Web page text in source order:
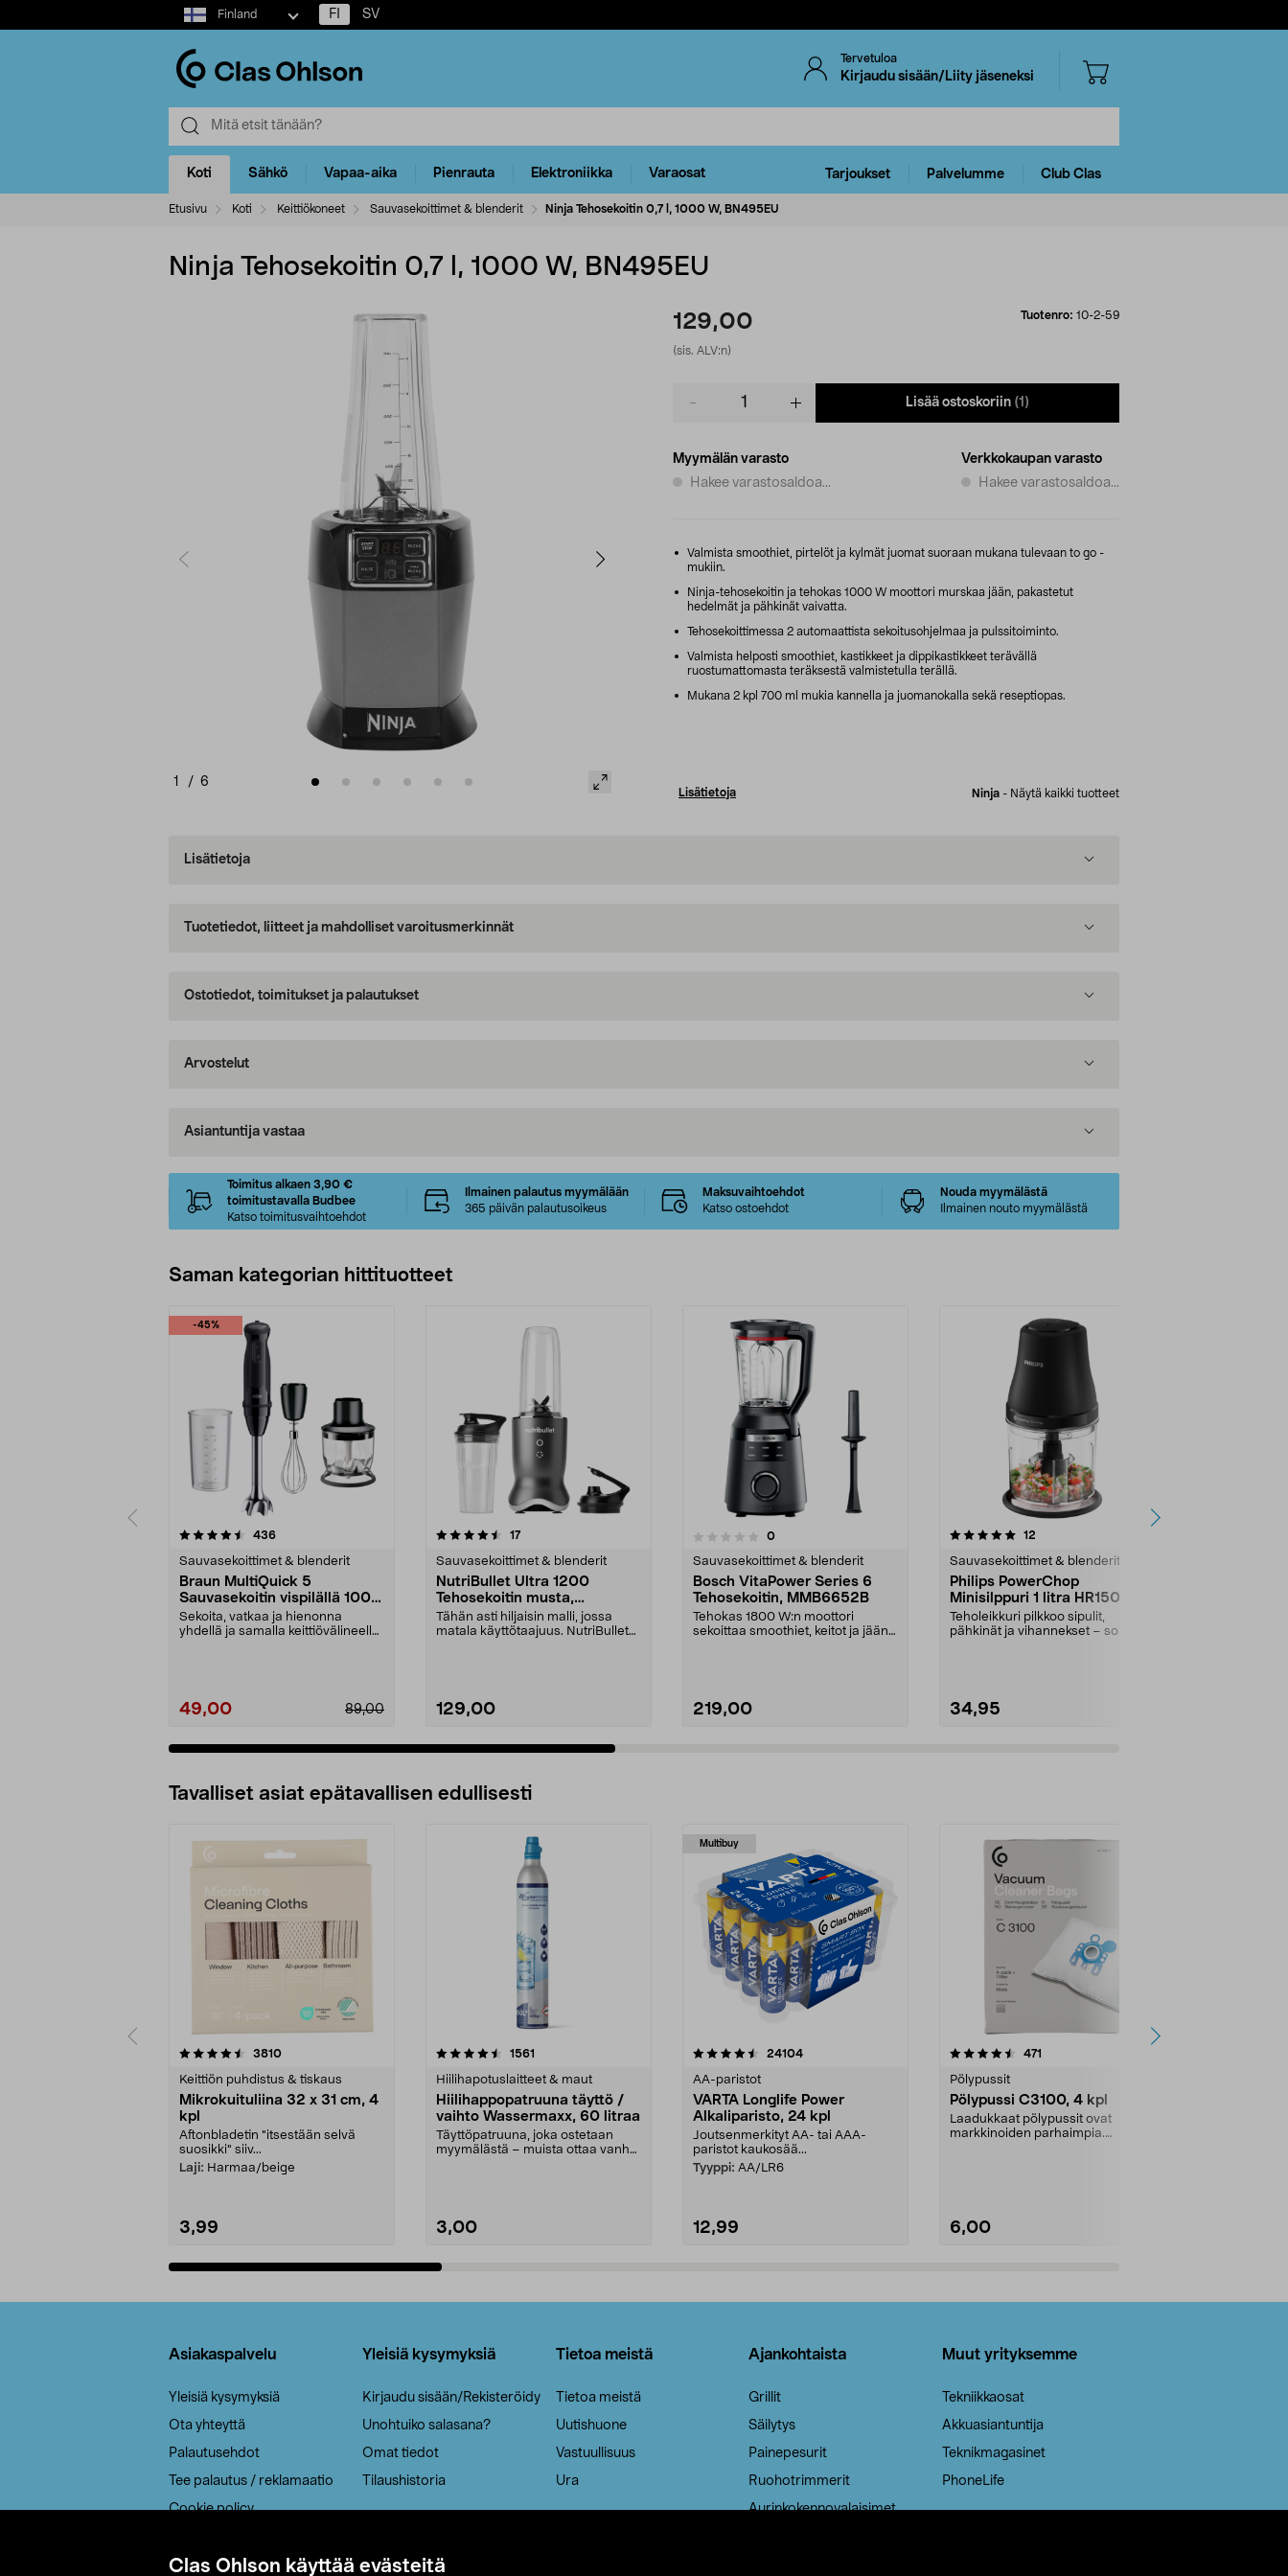
Clas Ohlson käyttää evästeitä
Select
market
Finland FI SV
Tervetuloa
Kirjaudu sisään/Liity jäseneksi
Koti Sähkö Vapaa-aika Pienrauta Elektroniikka Varaosat Tarjoukset Palvelumme Club Clas
Etusivu Koti Keittiökoneet Sauvasekoittimet & blenderit Ninja Tehosekoitin 0,7 l, 1000 W, BN495EU
Ninja Tehosekoitin 0,7 l, 1000 W, BN495EU
1 / 6
129,00
(sis. ALV:n)
Tuotenro: 10-2-59
Lisää ostoskoriin (1)
Myymälän varasto
Hakee varastosaldoa...
Verkkokaupan varasto
Hakee varastosaldoa...
Valmista smoothiet, pirtelöt ja kylmät juomat suoraan mukana tulevaan to go -
mukiin.
Ninja-tehosekoitin ja tehokas 1000 W moottori murskaa jään, pakastetut
hedelmät ja pähkinät vaivatta.
Tehosekoittimessa 2 automaattista sekoitusohjelmaa ja pulssitoiminto.
Valmista helposti smoothiet, kastikkeet ja dippikastikkeet terävällä
ruostumattomasta teräksestä valmistetulla terällä.
Mukana 2 kpl 700 ml mukia kannella ja juomanokalla sekä reseptiopas.
Lisätietoja Ninja - Näytä kaikki tuotteet
Lisätietoja
Tuotetiedot, liitteet ja mahdolliset varoitusmerkinnät
Ostotiedot, toimitukset ja palautukset
Arvostelut
Asiantuntija vastaa
Toimitus alkaen 3,90 €
toimitustavalla Budbee
Katso toimitusvaihtoehdot
Ilmainen palautus myymälään
365 päivän palautusoikeus
Maksuvaihtoehdot
Katso ostoehdot
Nouda myymälästä
Ilmainen nouto myymälästä
Saman kategorian hittituotteet
-45%
436arvostelut
Sauvasekoittimet & blenderit
Braun MultiQuick 5
Sauvasekoitin vispilällä 1000
W, MQ50202M
Sekoita, vatkaa ja hienonna
yhdellä ja samalla keittiövälineellä.
49,00 89,00
4.5 viidestä
17arvostelut
Sauvasekoittimet & blenderit
NutriBullet Ultra 1200
Tehosekoitin musta,
NB1206DGCC
Tähän asti hiljaisin malli, jossa
matala käyttötaajuus. NutriBullet
129,00
0.0 viidestä
0arvostelut
Sauvasekoittimet & blenderit
Bosch VitaPower Series 6
Tehosekoitin, MMB6652B
Tehokas 1800 W:n moottori
sekoittaa smoothiet, keitot ja jään
219,00
5.0 viidestä
12
Sauvasekoittimet & blenderit
Philips PowerChop
Minisilppuri 1 litra HR1501/00
Teholeikkuri pilkkoo sipulit,
pähkinät ja vihannekset – sopii
34,95
5.0 viidestä
Tavalliset asiat epätavallisen edullisesti
3810arvostelut
Keittiön puhdistus & tiskaus
Mikrokuituliina 32 x 31 cm, 4
kpl
Aftonbladetin "itsestään selvä
suosikki" siiv...
Laji: Harmaa/beige
3,99
4.5viidestä
1561
Hiilihapotuslaitteet & maut
Hiilihappopatruuna täyttö /
vaihto Wassermaxx, 60 litraa
Täyttöpatruuna, joka ostetaan
myymälästä – muista ottaa vanha
3,00
Multibuy
4.5viidestä
24104arvostelut
AA-paristot
VARTA Longlife Power
Alkaliparisto, 24 kpl
Joutsenmerkityt AA- tai AAA-
paristot kaukosää...
Tyyppi: AA/LR6
12,99
4.5viidestä
471
Pölypussit
Pölypussi C3100, 4 kpl
Laadukkaat pölypussit ovat
markkinoiden parhaimpia.
6,00
4.5viidestä
Asiakaspalvelu
Yleisiä kysymyksiä
Ota yhteyttä
Palautusehdot
Tee palautus / reklamaatio
Cookie policy
Saavutettavuus
Yleisiä kysymyksiä
Kirjaudu sisään/Rekisteröidy
Unohtuiko salasana?
Omat tiedot
Tilaushistoria
Tietoa meistä
Tietoa meistä
Uutishuone
Vastuullisuus
Ura
Ajankohtaista
Grillit
Säilytys
Painepesurit
Ruohotrimmerit
Aurinkokennovalaisimet
Muut yrityksemme
Tekniikkaosat
Akkuasiantuntija
Teknikmagasinet
PhoneLife